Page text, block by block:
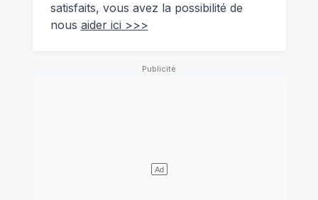
satisfaits, vous avez la possibilité de
nous aider ici >>>